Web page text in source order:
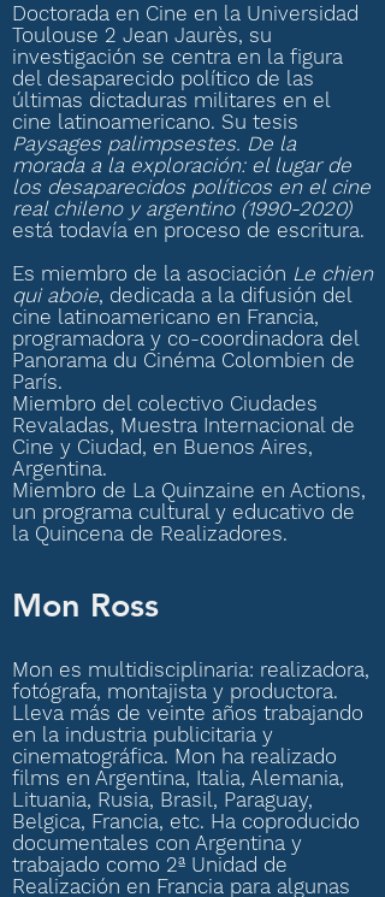
Doctorada en Cine en la Universidad
Toulouse 2 Jean Jaurès, su
investigación se centra en la figura
del desaparecido político de las
últimas dictaduras militares en el
cine latinoamericano. Su tesis
Paysages palimpsestes. De la
morada a la exploración: el lugar de
los desaparecidos políticos en el cine
real chileno y argentino (1990-2020)
está todavía en proceso de escritura.
Es miembro de la asociación Le chien
qui aboie, dedicada a la difusión del
cine latinoamericano en Francia,
programadora y co-coordinadora del
Panorama du Cinéma Colombien de
París.
Miembro del colectivo Ciudades
Revaladas, Muestra Internacional de
Cine y Ciudad, en Buenos Aires,
Argentina.
Miembro de La Quinzaine en Actions,
un programa cultural y educativo de
la Quincena de Realizadores.
Mon Ross
Mon es multidisciplinaria: realizadora,
fotógrafa, montajista y productora.
Lleva más de veinte años trabajando
en la industria publicitaria y
cinematográfica. Mon ha realizado
films en Argentina, Italia, Alemania,
Lituania, Rusia, Brasil, Paraguay,
Belgica, Francia, etc. Ha coproducido
documentales con Argentina y
trabajado como 2ª Unidad de
Realización en Francia para algunas